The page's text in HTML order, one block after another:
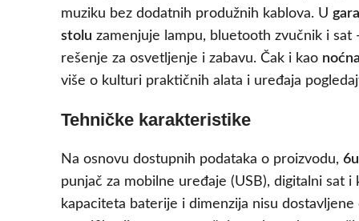
muziku bez dodatnih produžnih kablova. U
stolu zamenjuje lampu, bluetooth zvučnik i
rešenje za osvetljenje i zabavu. Čak i kao
više o kulturi praktičnih alata i uređaja
Tehničke karakteristike
Na osnovu dostupnih podataka o proizvodu,
punjač za mobilne uređaje (USB), digitalni sat
kapaciteta baterije i dimenzija nisu